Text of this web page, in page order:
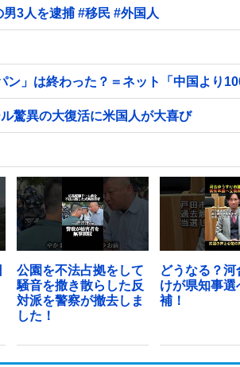
【ヤバい】100件以上の窃盗をしたトルコ国籍の男3人を逮捕 #移民 #外国人
」は終わった？＝ネット「中国より
驚異の大復活に米国人が大喜び
公園を不法占拠をして
騒音を撒き散らした反
対派を警察が撤去しま
した！
どうなる？河
けが県知事選
補！